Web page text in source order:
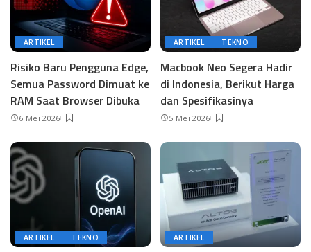
ARTIKEL
Risiko Baru Pengguna Edge,
Semua Password Dimuat ke
RAM Saat Browser Dibuka
6 Mei 2026
ARTIKEL TEKNO
Macbook Neo Segera Hadir
di Indonesia, Berikut Harga
dan Spesifikasinya
5 Mei 2026
ARTIKEL TEKNO ARTIKEL